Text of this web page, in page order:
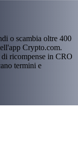
o scambia oltre 400
Crypto.com.
ricompense in CRO
termini e